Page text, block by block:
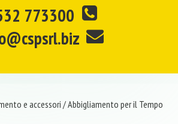
773300
e accessori /Abbigliamento per il Tempo